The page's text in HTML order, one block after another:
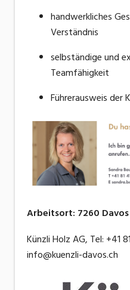
handwerkliches
Verständnis
selbständige und
Teamfähigkeit
Führerausweis der
Arbeitsort: 7260 Davos
Künzli Holz AG, Tel: +41
info@kuenzli-davos.ch